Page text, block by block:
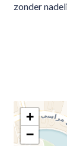
zonder
+
−